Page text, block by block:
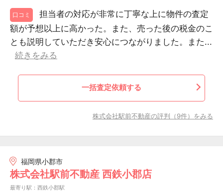
口コミ
担当者の対応が非常に丁寧な上に物件の査定
額が予想以上に高かった。また、売った後の税金のこ
とも説明していただき安心につながりました。また...
続きをみる
一括査定依頼する
株式会社駅前不動産の評判（9件）をみる
福岡県小郡市
株式会社駅前不動産 西鉄小郡店
最寄り駅：西鉄小郡駅